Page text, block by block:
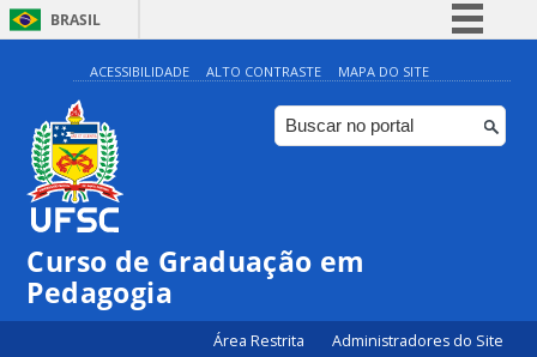
BRASIL
Simplifique!
Comunica BR
Participe
Canais
ACESSIBILIDADE ALTO CONTRASTE MAPA DO SITE
Curso de Graduação em
Pedagogia
Área Restrita Administradores do Site